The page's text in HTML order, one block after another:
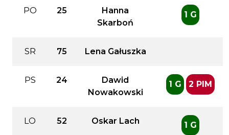
PO 25
Hanna
Skarboń
1 G
SR 75 Lena Gałuszka
PS 24
Dawid
Nowakowski
1 G 2 PIM
LO 52 Oskar Lach 1 G